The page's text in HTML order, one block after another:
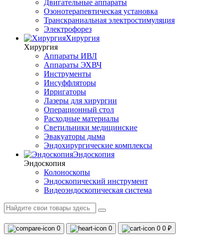
Двигательные аппараты
Озонотерапевтическая установка
Транскраниальная электростимуляция
Электрофорез
Хирургия
Хирургия
Аппараты ИВЛ
Аппараты ЭХВЧ
Инструменты
Инсуффляторы
Ирригаторы
Лазеры для хирургии
Операционный стол
Расходные материалы
Светильники медицинские
Эвакуаторы дыма
Эндохирургические комплексы
Эндоскопия
Эндоскопия
Колоноскопы
Эндоскопический инструмент
Видеоэндоскопическая система
0 0 0 0 ₽